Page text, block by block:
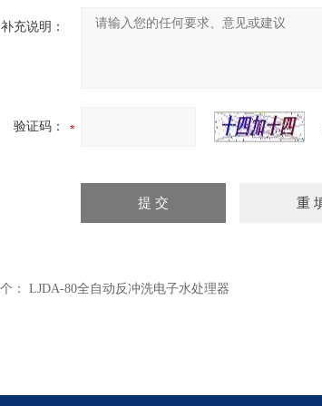
补充说明：
验证码：
： LJDA-80全自动反冲洗电子水处理器